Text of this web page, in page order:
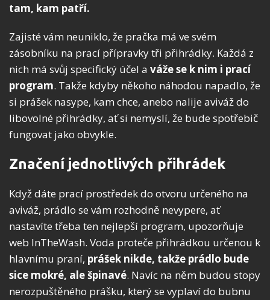
tam, kam patří.
Zajisté vám neuniklo, že pračka má ve svém
zásobníku na prací přípravky tři přihrádky. Každá z
nich má svůj specifický účel a váže se k nim i prací
program. Takže kdyby někoho náhodou napadlo, že
si prášek nasype, kam chce, anebo nalije aviváž do
libovolné přihrádky, ať si nemyslí, že bude spotřebič
fungovat jako obvykle.
Značení jednotlivých přihrádek
Když dáte prací prostředek do otvoru určeného na
aviváž, prádlo se vám rozhodně nevypere, ať
nastavíte třeba ten nejlepší program, upozorňuje
web InTheWash. Voda proteče přihrádkou určenou k
hlavnímu praní, prášek nikde, takže prádlo bude
sice mokré, ale špinavé. Navíc na něm budou stopy
nerozpuštěného prášku, který se vyplaví do bubnu